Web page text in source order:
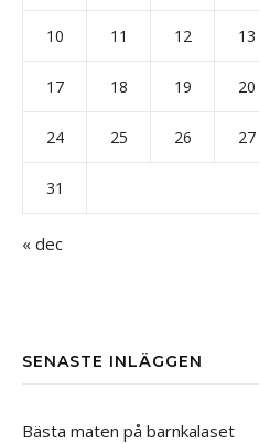
10 11 12 13
17 18 19 20
24 25 26 27
31
« dec
SENASTE INLÄGGEN
Bästa maten på barnkalaset